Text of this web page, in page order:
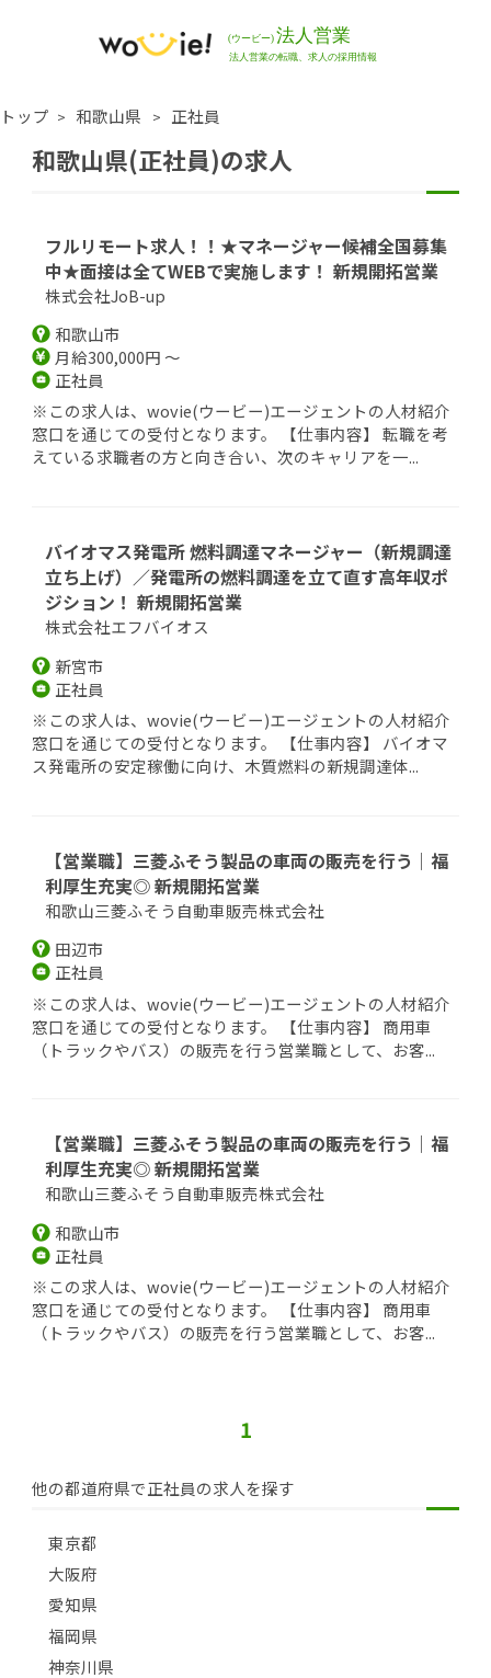
トップ 和歌山県 正社員
和歌山県(正社員)の求人
フルリモート求人！！★マネージャー候補全国募集
中★面接は全てWEBで実施します！ 新規開拓営業
株式会社JoB-up
和歌山市
月給300,000円 ～
正社員
※この求人は、wovie(ウービー)エージェントの人材紹介
窓口を通じての受付となります。 【仕事内容】 転職を考
えている求職者の方と向き合い、次のキャリアを一...
バイオマス発電所 燃料調達マネージャー（新規調達
立ち上げ）／発電所の燃料調達を立て直す高年収ポ
ジション！ 新規開拓営業
株式会社エフバイオス
新宮市
正社員
※この求人は、wovie(ウービー)エージェントの人材紹介
窓口を通じての受付となります。 【仕事内容】 バイオマ
ス発電所の安定稼働に向け、木質燃料の新規調達体...
【営業職】三菱ふそう製品の車両の販売を行う｜福
利厚生充実◎ 新規開拓営業
和歌山三菱ふそう自動車販売株式会社
田辺市
正社員
※この求人は、wovie(ウービー)エージェントの人材紹介
窓口を通じての受付となります。 【仕事内容】 商用車
（トラックやバス）の販売を行う営業職として、お客...
【営業職】三菱ふそう製品の車両の販売を行う｜福
利厚生充実◎ 新規開拓営業
和歌山三菱ふそう自動車販売株式会社
和歌山市
正社員
※この求人は、wovie(ウービー)エージェントの人材紹介
窓口を通じての受付となります。 【仕事内容】 商用車
（トラックやバス）の販売を行う営業職として、お客...
1
他の都道府県で正社員の求人を探す
東京都
大阪府
愛知県
福岡県
神奈川県